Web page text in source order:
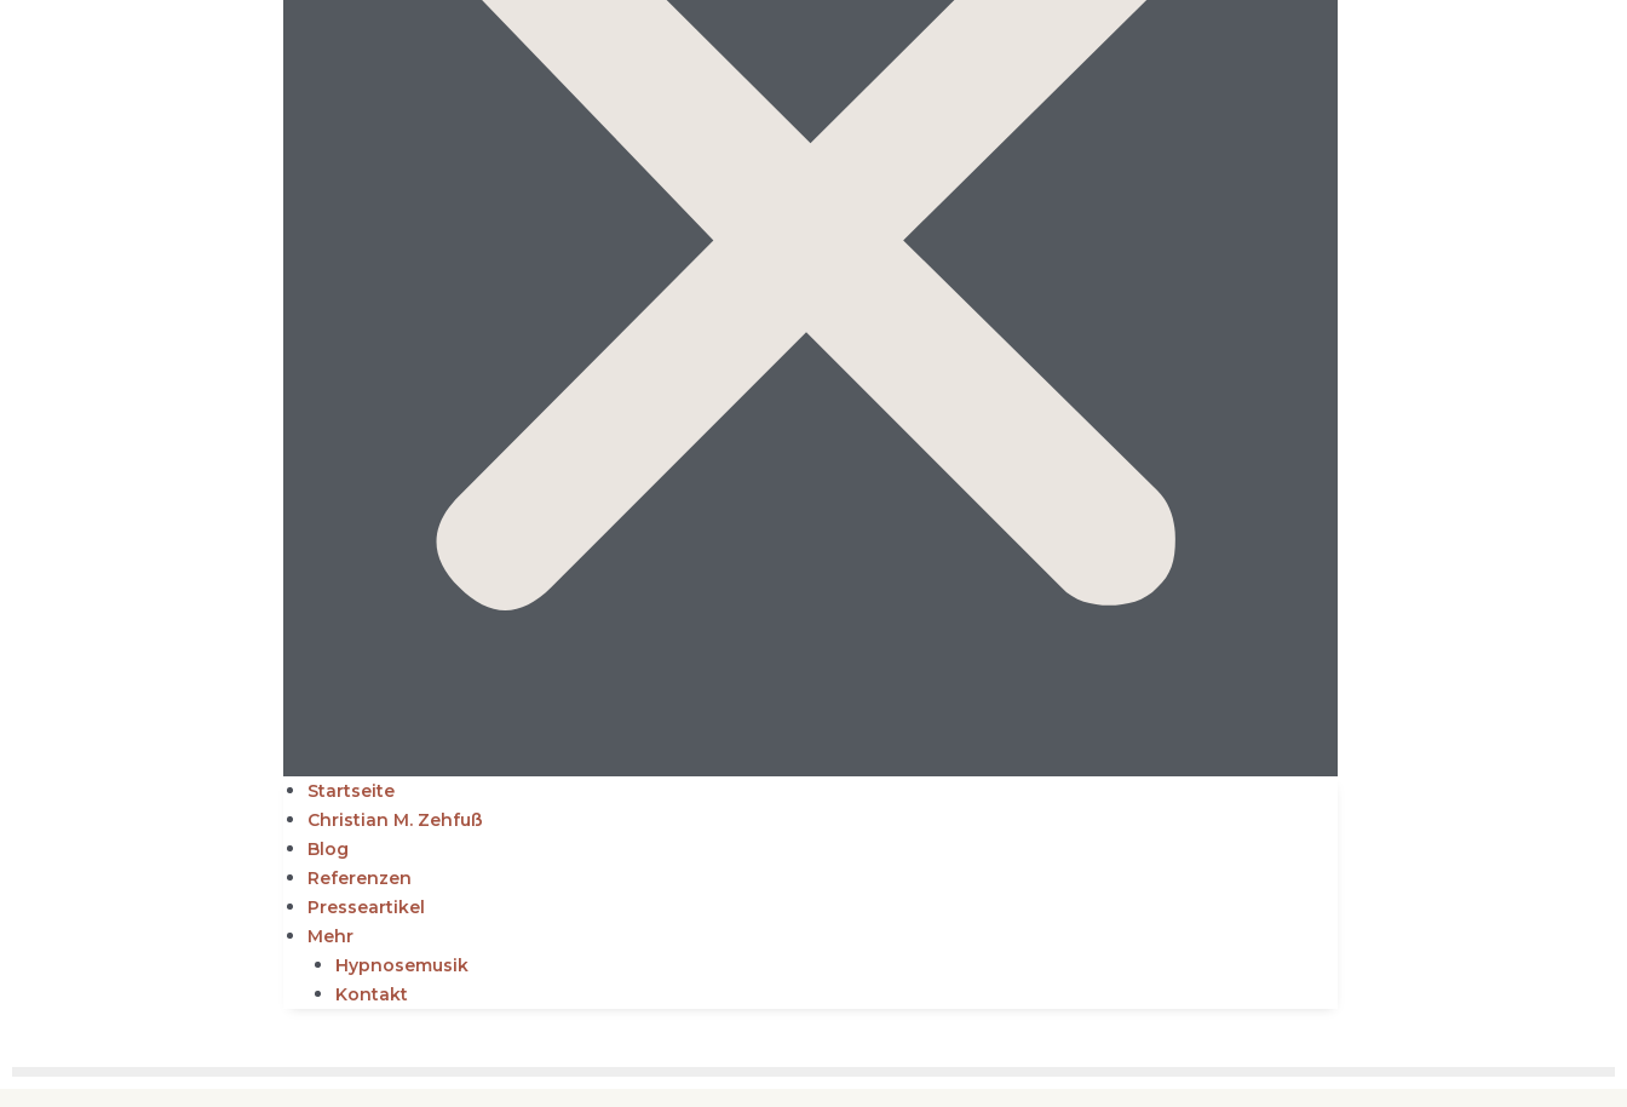
Startseite
Christian M. Zehfuß
Blog
Referenzen
Presseartikel
Mehr
Hypnosemusik
Kontakt